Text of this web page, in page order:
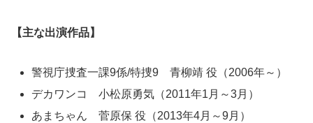
【主な出演作品】
警視庁捜査一課9係/特捜9 青柳靖 役（2006年～）
デカワンコ 小松原勇気（2011年1月～3月）
あまちゃん 菅原保 役（2013年4月～9月）